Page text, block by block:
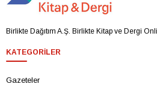
Birlikte Dağıtım A.Ş. Birlikte Kitap ve Dergi
KATEGORILER
Gazeteler